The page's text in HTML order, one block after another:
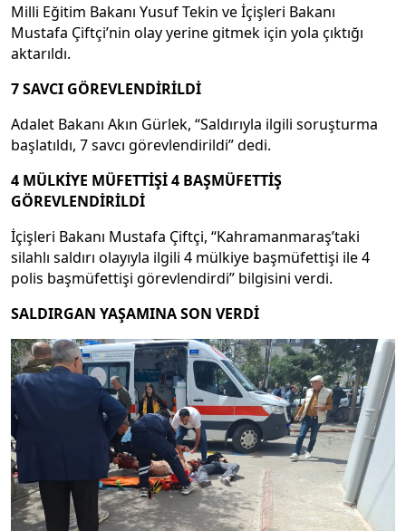
Milli Eğitim Bakanı Yusuf Tekin ve İçişleri Bakanı
Mustafa Çiftçi’nin olay yerine gitmek için yola çıktığı
aktarıldı.
7 SAVCI GÖREVLENDİRİLDİ
Adalet Bakanı Akın Gürlek, “Saldırıyla ilgili soruşturma
başlatıldı, 7 savcı görevlendirildi” dedi.
4 MÜLKİYE MÜFETTİŞİ 4 BAŞMÜFETTİŞ
GÖREVLENDİRİLDİ
İçişleri Bakanı Mustafa Çiftçi, “Kahramanmaraş’taki
silahlı saldırı olayıyla ilgili 4 mülkiye başmüfettişi ile 4
polis başmüfettişi görevlendirdi” bilgisini verdi.
SALDIRGAN YAŞAMINA SON VERDİ